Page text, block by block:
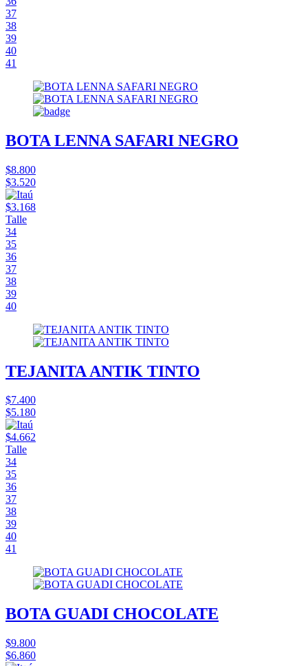
37
38
39
40
41
BOTA LENNA SAFARI NEGRO
$8.800
$3.520
$3.168
Talle
34
35
36
37
38
39
40
TEJANITA ANTIK TINTO
$7.400
$5.180
$4.662
Talle
34
35
36
37
38
39
40
41
BOTA GUADI CHOCOLATE
$9.800
$6.860